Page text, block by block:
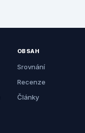
OBSAH
Srovnání
Recenze
Články